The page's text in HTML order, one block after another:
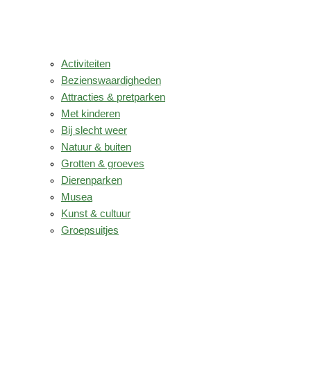
Activiteiten
Bezienswaardigheden
Attracties & pretparken
Met kinderen
Bij slecht weer
Natuur & buiten
Grotten & groeves
Dierenparken
Musea
Kunst & cultuur
Groepsuitjes